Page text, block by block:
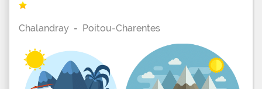
Chalandray - Poitou-Charentes